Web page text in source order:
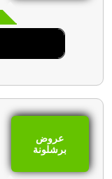
عروض
برشلونة